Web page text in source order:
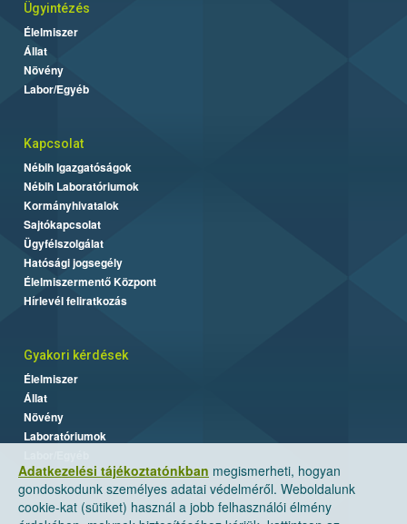
Adatkezelési tájékoztatónkban megismerheti, hogyan
gondoskodunk személyes adatai védelméről. Weboldalunk
cookie-kat (sütiket) használ a jobb felhasználói élmény
Ügyintézés
Élelmiszer
Állat
Növény
Labor/Egyéb
Kapcsolat
Nébih Igazgatóságok
Nébih Laboratóriumok
Kormányhivatalok
Sajtókapcsolat
Ügyfélszolgálat
Hatósági jogsegély
Élelmiszermentő Központ
Hírlevél feliratkozás
Gyakori kérdések
Élelmiszer
Állat
Növény
Laboratóriumok